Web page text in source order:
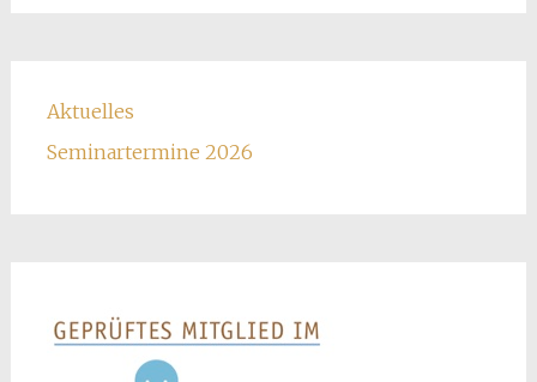
Aktuelles
Seminartermine 2026